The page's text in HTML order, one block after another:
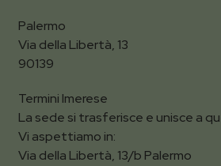
Palermo
Via della Libertà, 13
90139
Termini Imerese
La sede si trasferisce e unisce a
Vi aspettiamo in:
Via della Libertà, 13/b Palermo